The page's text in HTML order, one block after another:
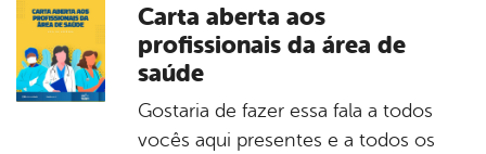
Carta aberta aos
profissionais da área de
saúde
Gostaria de fazer essa fala a todos
vocês aqui presentes e a todos os